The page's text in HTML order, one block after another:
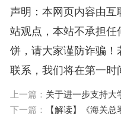
（三）协定税率。
根据我国与有关国
由贸易协定和优惠贸
项下、原产于30个国家
定税率。中国-尼加拉
日起生效并实施降税。
声明：本网页内容由
站观点，本站不承担
饼，请大家谨防诈骗！
联系，我们将在第一时
上一篇： 关于进一步支持大学生创
下一篇：
【解读】《海关总署关于失